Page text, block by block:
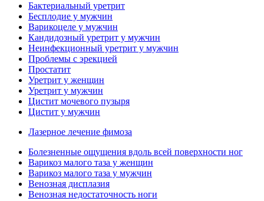
Бактериальный уретрит
Бесплодие у мужчин
Варикоцеле у мужчин
Кандидозный уретрит у мужчин
Неинфекционный уретрит у мужчин
Проблемы с эрекцией
Простатит
Уретрит у женщин
Уретрит у мужчин
Цистит мочевого пузыря
Цистит у мужчин
Лазерное лечение фимоза
Болезненные ощущения вдоль всей поверхности ног
Варикоз малого таза у женщин
Варикоз малого таза у мужчин
Венозная дисплазия
Венозная недостаточность ноги